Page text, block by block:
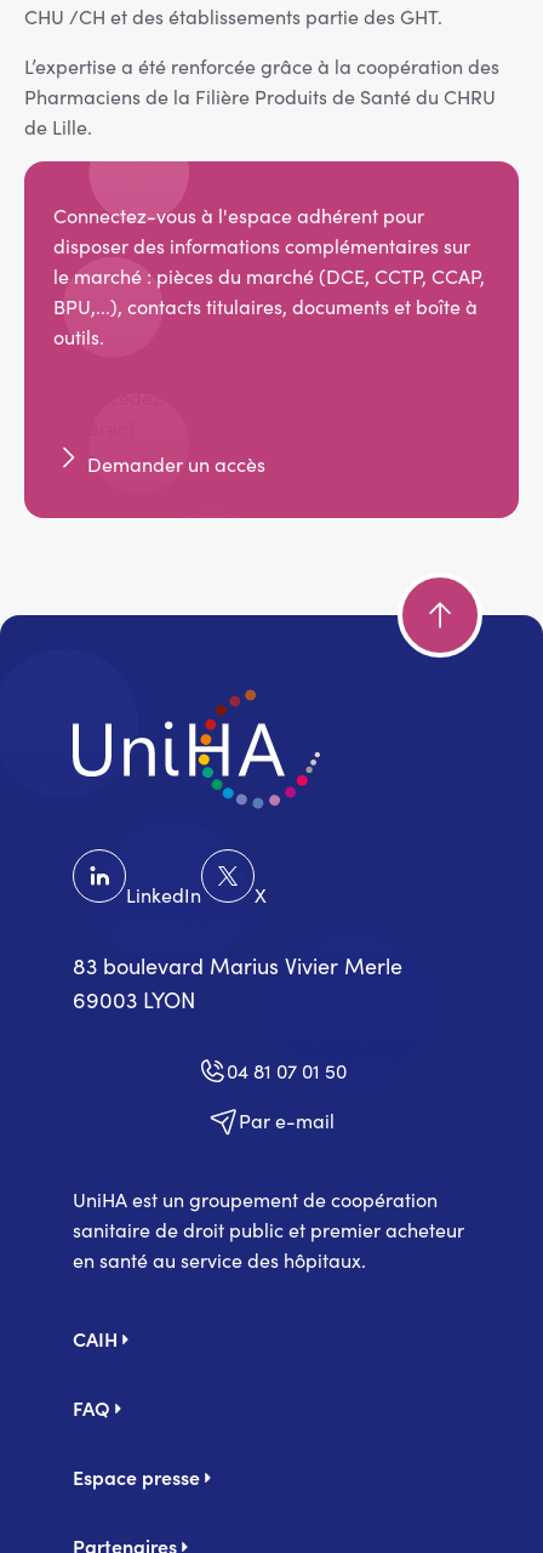
CHU /CH et des établissements partie des GHT.
L’expertise a été renforcée grâce à la coopération des
Pharmaciens de la Filière Produits de Santé du CHRU
de Lille.
Connectez-vous à l'espace adhérent pour
disposer des informations complémentaires sur
le marché : pièces du marché (DCE, CCTP, CCAP,
BPU,...), contacts titulaires, documents et boîte à
outils.
Demander un accès
LinkedIn X
83 boulevard Marius Vivier Merle
69003 LYON
04 81 07 01 50
Par e-mail
UniHA est un groupement de coopération
sanitaire de droit public et premier acheteur
en santé au service des hôpitaux.
de
CAIH
FAQ
Espace presse
Partenaires